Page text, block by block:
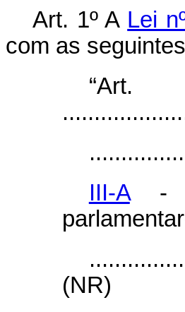
Art. 1º A Lei
com as
III-A-
(NR)